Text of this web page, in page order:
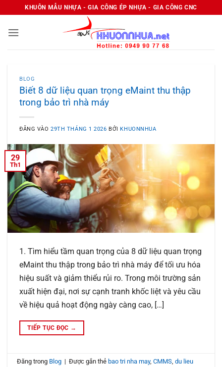
qua
nội
KHUÔN MẪU NHỰA - GIA CÔNG ÉP NHỰA - GIA CÔNG CNC
BLOG
Biết 8 dữ liệu quan trọng eMaint thu thập
trong bảo trì nhà máy
ĐĂNG VÀO29TH THÁNG 1 2026 BỞIKHUONNHUA
29
Th1
1. Tìm hiểu tầm quan trọng của 8 dữ liệu quan trọng
eMaint thu thập trong bảo trì nhà máy để tối ưu hóa
hiệu suất và giảm thiểu rủi ro. Trong môi trường sản
xuất hiện đại, nơi sự cạnh tranh khốc liệt và yêu cầu
về hiệu quả hoạt động ngày càng cao, […]
TIẾP TỤC ĐỌC →
Đăng trong Blog | Được gắn thẻ bao tri nha may,CMMS,du lieu